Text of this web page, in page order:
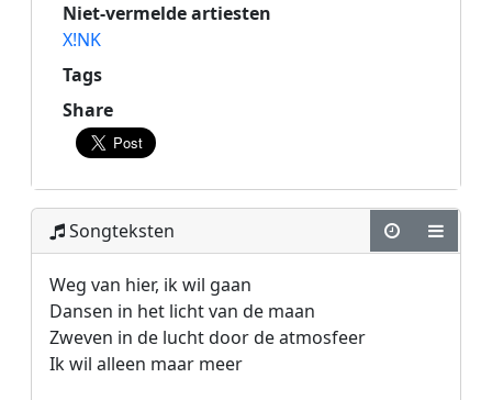
Niet-vermelde artiesten
X!NK
Tags
Share
Songteksten
Weg van hier, ik wil gaan
Dansen in het licht van de maan
Zweven in de lucht door de atmosfeer
Ik wil alleen maar meer